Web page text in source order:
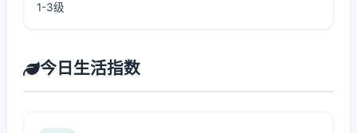
1-3级
今日生活指数